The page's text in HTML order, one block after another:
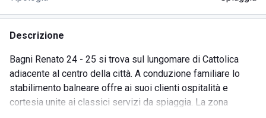
Descrizione
Bagni Renato 24 - 25 si trova sul lungomare di Cattolica
adiacente al centro della città. A conduzione familiare lo
stabilimento balneare offre ai suoi clienti ospitalità e
cortesia unite ai classici servizi da spiaggia. La zona